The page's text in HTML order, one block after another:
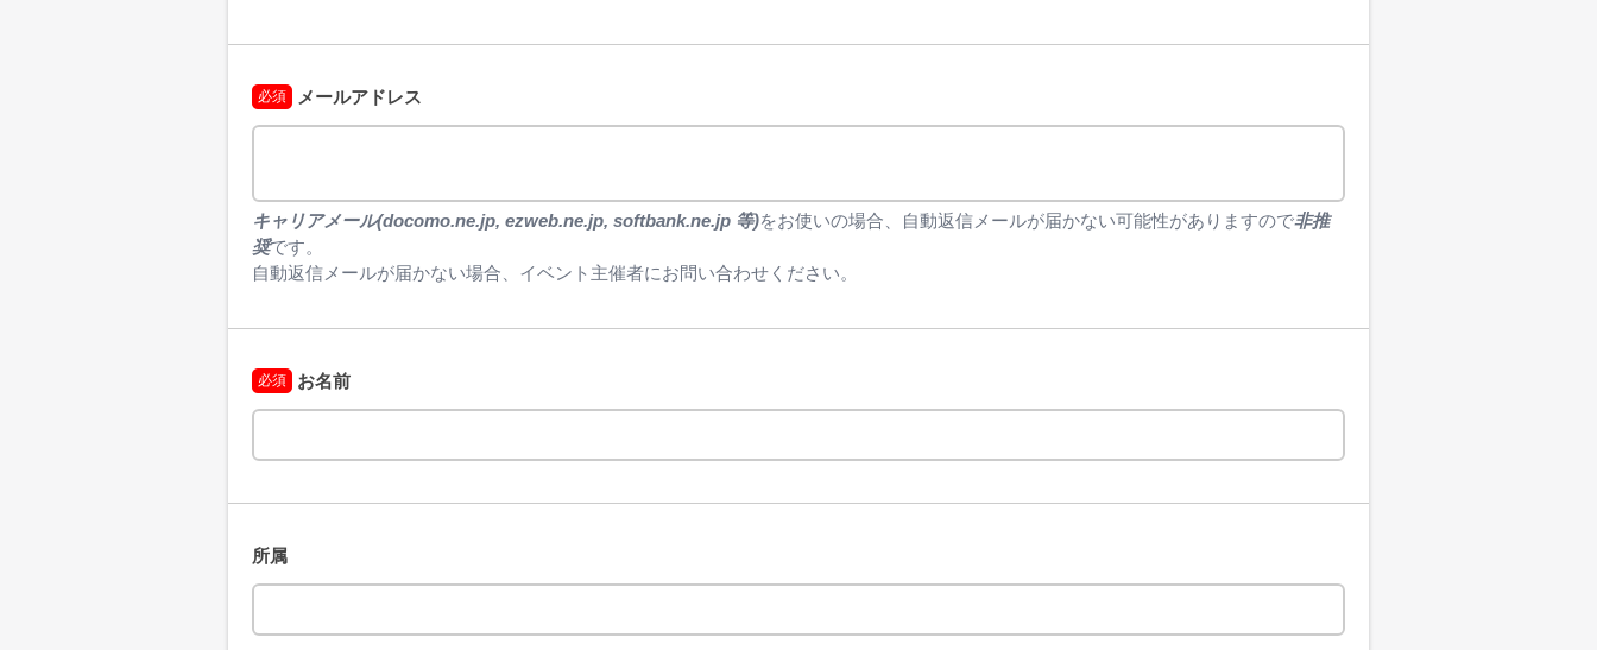
必須 メールアドレス
キャリアメール(docomo.ne.jp, ezweb.ne.jp, softbank.ne.jp 等)をお使いの場合、自動返信メールが届かない可能性がありますので非推
奨です。
自動返信メールが届かない場合、イベント主催者にお問い合わせください。
必須 お名前
所属